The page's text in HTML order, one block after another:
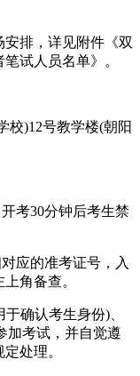
排，详见附件《双
试人员名单》。
)12号教学楼(朝阳
考30分钟后考生禁
应的准考证号，入
角备查。
确认考生身份)、
加考试，并自觉遵
处理。